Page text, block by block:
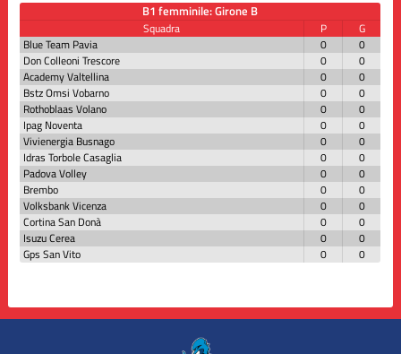
B1 femminile: Girone B
Squadra P
G
Blue Team Pavia
0
0
Don Colleoni Trescore
0
0
Academy Valtellina
0
0
Bstz Omsi Vobarno
0
0
Rothoblaas Volano
0
0
Ipag Noventa
0
0
Vivienergia Busnago
0
0
Idras Torbole Casaglia
0
0
Padova Volley
0
0
Brembo
0
0
Volksbank Vicenza
0
0
Cortina San Donà
0
0
Isuzu Cerea
0
0
Gps San Vito
0 0